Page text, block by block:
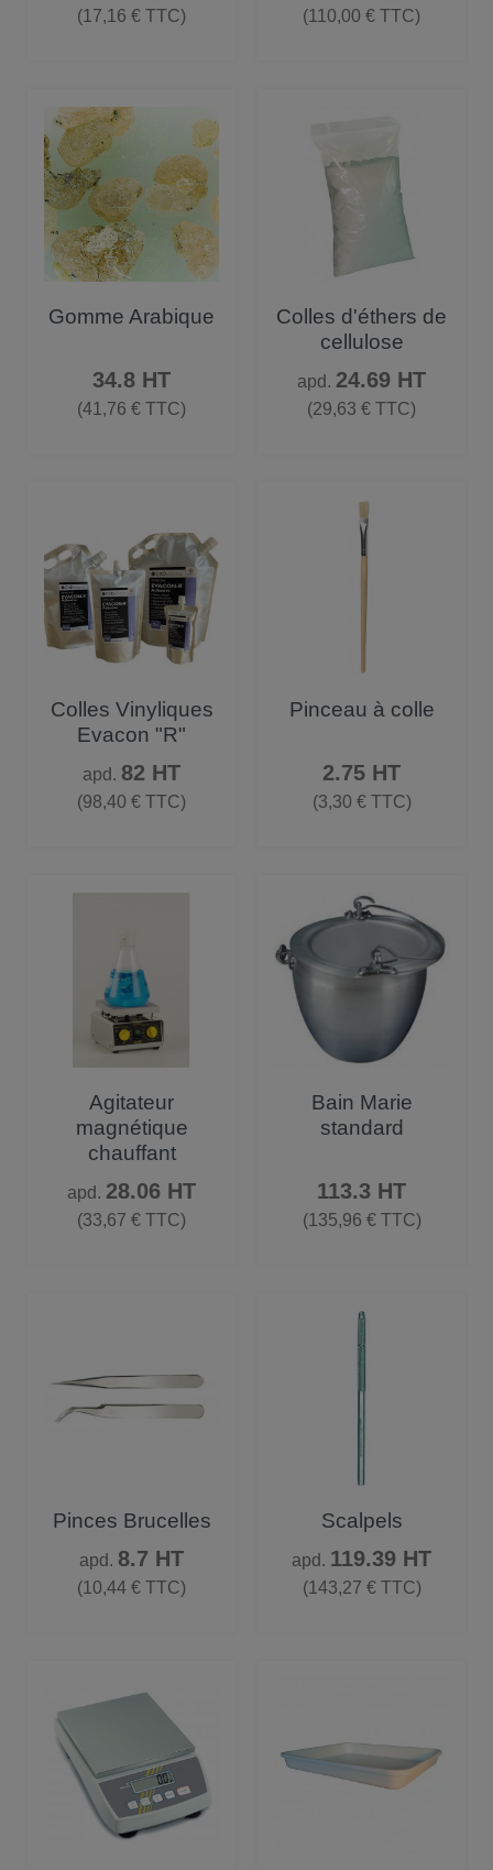
(17,16 € TTC) (110,00 € TTC)
Gomme Arabique
Prix
34.8 HT
(41,76 € TTC)
Colles d'éthers de
cellulose
apd. Prix
24.69 HT
(29,63 € TTC)
Colles Vinyliques
Evacon "R"
apd. Prix
82 HT
(98,40 € TTC)
Pinceau à colle
Prix
2.75 HT
(3,30 € TTC)
Agitateur
magnétique
chauffant
apd. Prix
28.06 HT
(33,67 € TTC)
Bain Marie
standard
Prix
113.3 HT
(135,96 € TTC)
Pinces Brucelles
apd. Prix
8.7 HT
(10,44 € TTC)
Scalpels
apd. Prix
119.39 HT
(143,27 € TTC)